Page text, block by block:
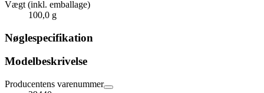
Vægt (inkl. emballage)
100,0 g
Nøglespecifikation
Modelbeskrivelse
Producentens varenummer